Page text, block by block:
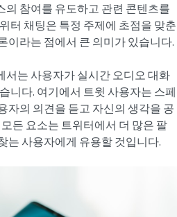
의 참여를 유도하고 관련 콘텐츠를
터 채팅은 특정 주제에 초점을 맞춘
이라는 점에서 큰 의미가 있습니다.
서는 사용자가 실시간 오디오 대화
니다. 여기에서 트윗 사용자는 스페
자의 의견을 듣고 자신의 생각을 공
든 요소는 트위터에서 더 많은 팔
는 사용자에게 유용할 것입니다.